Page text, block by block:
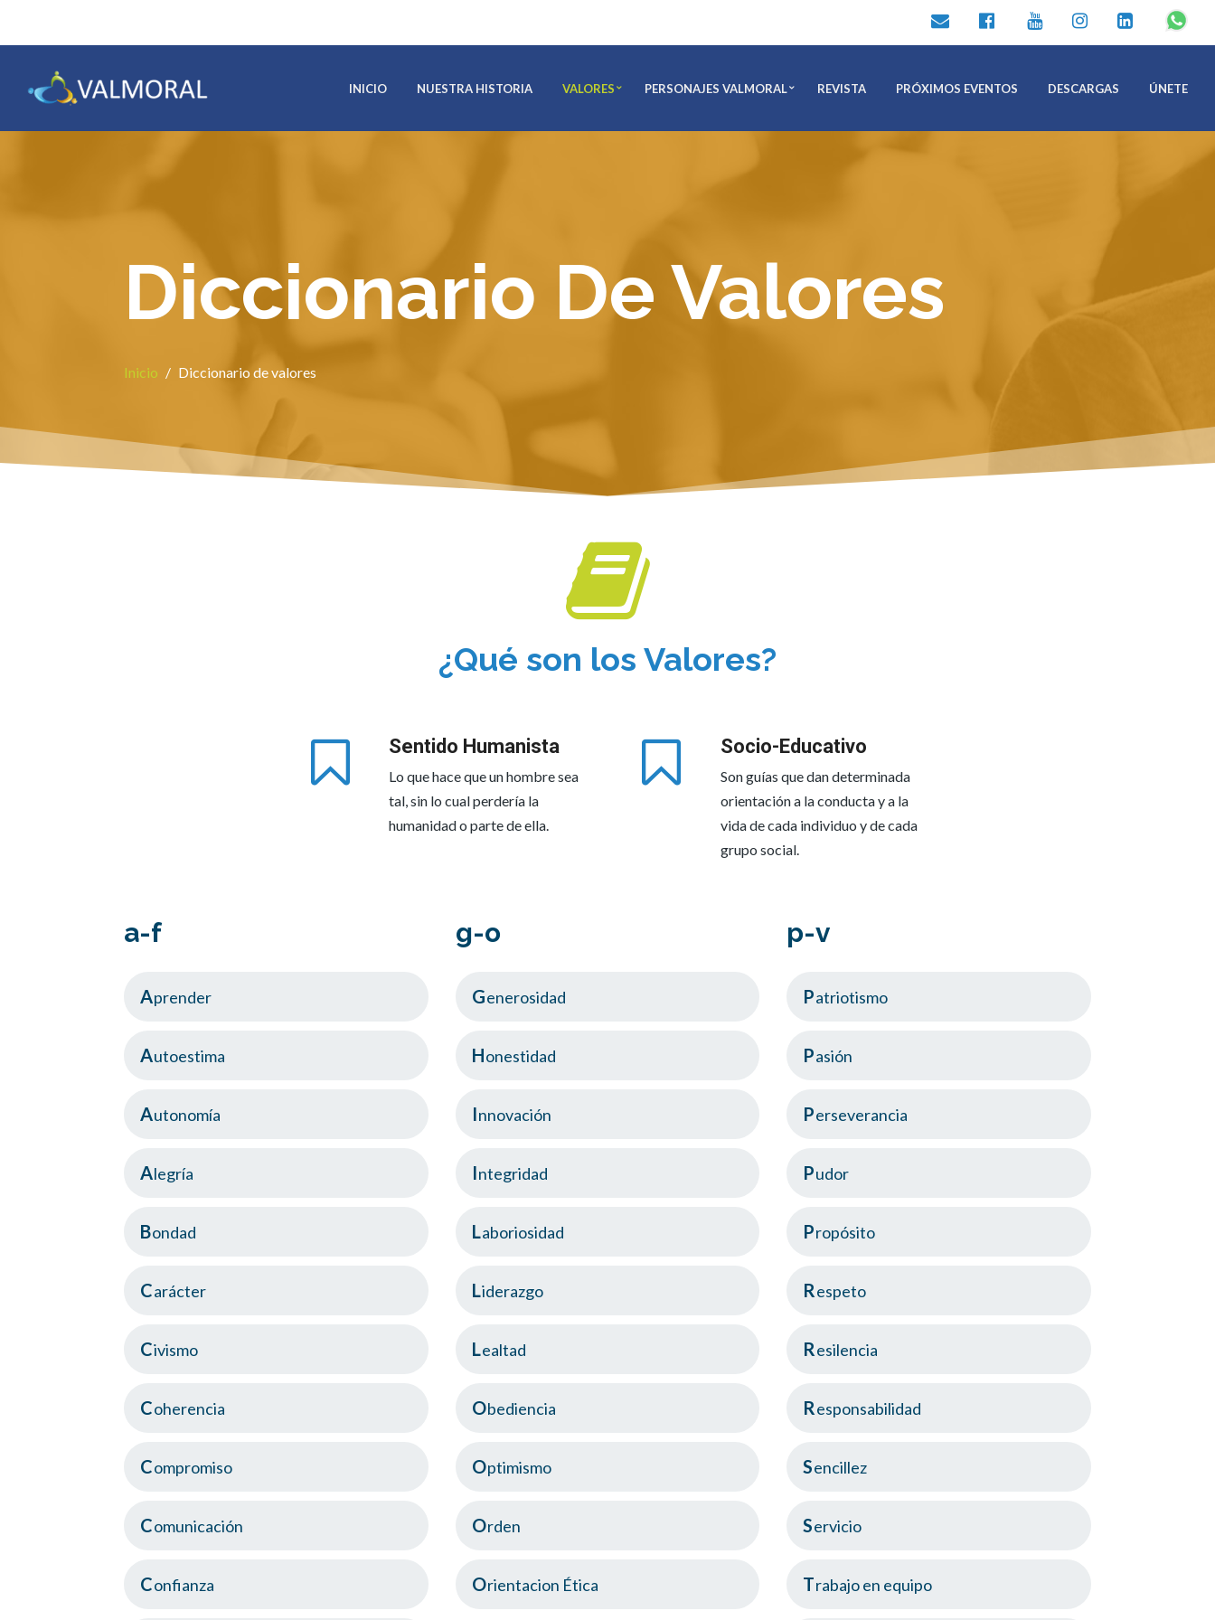
INICIO NUESTRA HISTORIA VALORES PERSONAJES VALMORAL REVISTA PRÓXIMOS EVENTOS DESCARGAS ÚNETE
Diccionario De Valores
Inicio / Diccionario de valores
¿Qué son los Valores?
Sentido Humanista
Lo que hace que un hombre sea
tal, sin lo cual perdería la
humanidad o parte de ella.
Socio-Educativo
Son guías que dan determinada
orientación a la conducta y a la
vida de cada individuo y de cada
grupo social.
a-f
Aprender
Autoestima
Autonomía
Alegría
Bondad
Carácter
Civismo
Coherencia
Compromiso
Comunicación
Confianza
g-o
Generosidad
Honestidad
Innovación
Integridad
Laboriosidad
Liderazgo
Lealtad
Obediencia
Optimismo
Orden
Orientacion Ética
p-v
Patriotismo
Pasión
Perseverancia
Pudor
Propósito
Respeto
Resilencia
Responsabilidad
Sencillez
Servicio
Trabajo en equipo